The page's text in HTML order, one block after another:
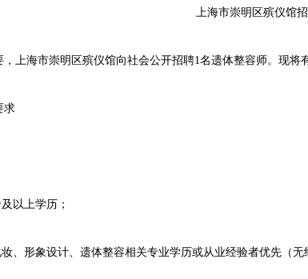
上海市崇明区殡仪馆
海市崇明区殡仪馆向社会公开招聘1名遗体整容师。现将
上学历；
形象设计、遗体整容相关专业学历或从业经验者优先（无